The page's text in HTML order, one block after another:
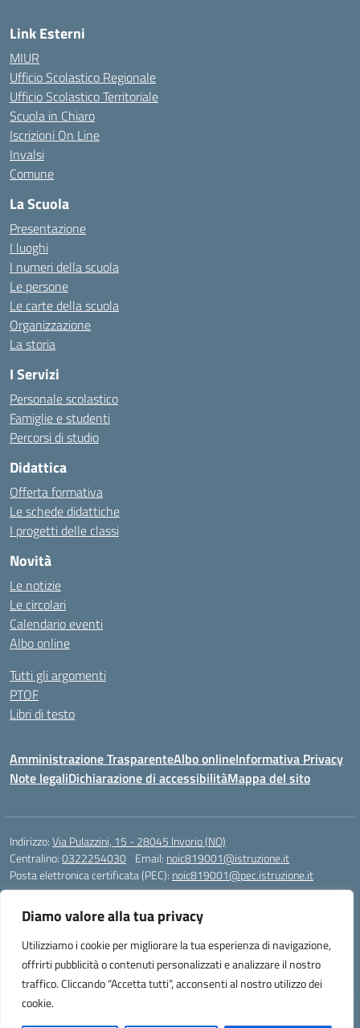
Diamo valore alla tua privacy
Utilizziamo i cookie per migliorare la tua esperienza di navigazione,
offrirti pubblicità o contenuti personalizzati e analizzare il nostro
traffico. Cliccando “Accetta tutti”, acconsenti al nostro utilizzo dei
cookie.
Link Esterni
MIUR
Ufficio Scolastico Regionale
Ufficio Scolastico Territoriale
Scuola in Chiaro
Iscrizioni On Line
Invalsi
Comune
La Scuola
Presentazione
I luoghi
I numeri della scuola
Le persone
Le carte della scuola
Organizzazione
La storia
I Servizi
Personale scolastico
Famiglie e studenti
Percorsi di studio
Didattica
Offerta formativa
Le schede didattiche
I progetti delle classi
Novità
Le notizie
Le circolari
Calendario eventi
Albo online
Tutti gli argomenti
PTOF
Libri di testo
Amministrazione TrasparenteAlbo onlineInformativa Privacy
Note legaliDichiarazione di accessibilitàMappa del sito
Indirizzo:Via Pulazzini, 15 - 28045 Invorio (NO)
Centralino:0322254030 Email: noic819001@istruzione.it
Posta elettronica certificata (PEC): noic819001@pec.istruzione.it
Codice meccanografico:NOIC819001
Codice Indice delle Pubbliche Amministrazioni (IPA): istsc_noic819001
Codice unico di fatturazione (CUF): UFZ9M3